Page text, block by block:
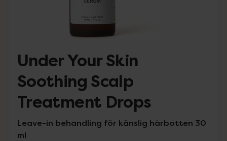
Under Your Skin
Soothing Scalp
Treatment Drops
Leave-in behandling för känslig hårbotten 30
ml